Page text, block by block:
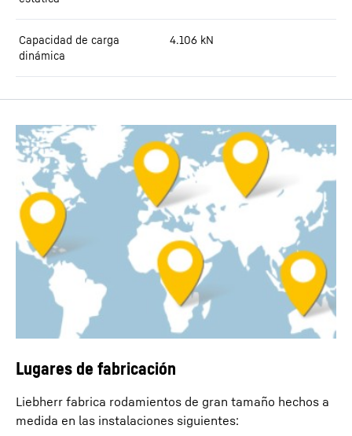
Capacidad de carga
dinámica
4.106 kN
Lugares de fabricación
Liebherr fabrica rodamientos de gran tamaño hechos a
medida en las instalaciones siguientes: